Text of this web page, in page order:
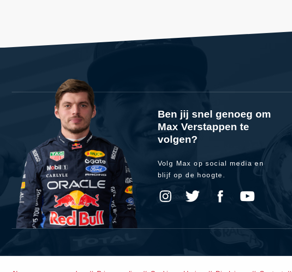
Ben jij snel genoeg om
Max Verstappen te
volgen?
Volg Max op social media en
blijf op de hoogte.